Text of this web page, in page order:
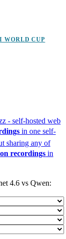
WORLD CUP
- self-hosted web
in one self-
sharing any of
recordings in
4.6 vs Qwen: